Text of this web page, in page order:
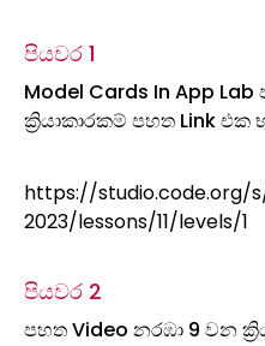
පියවර 1
Model Cards In App
ක්‍රියාකාරකම් පහත Link
https://studio.code.org/
2023/lessons/11/levels/1
පියවර 2
පහත Video නරඹා 9 වන